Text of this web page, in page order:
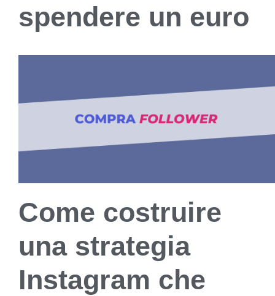
spendere un euro
Come costruire
una strategia
Instagram che